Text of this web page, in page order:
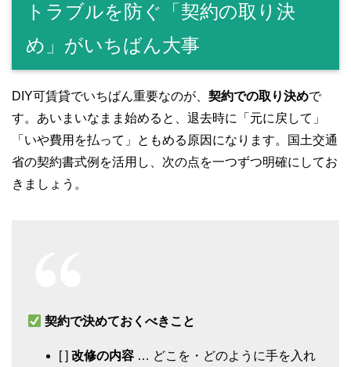
トラブルを防ぐ「契約の取り決
め」がいちばん大事
DIY可賃貸でいちばん重要なのが、 契約での取り決めで
す。あいまいなまま始めると、退去時に「元に戻して」
「いや費用を払って」ともめる原因になります。国土交通
省の契約書式例を活用し、次の点を一つずつ明確にしてお
きましょう。
契約で決めておくべきこと
[ ] 改修の内容 … どこを・どのように手を入れ